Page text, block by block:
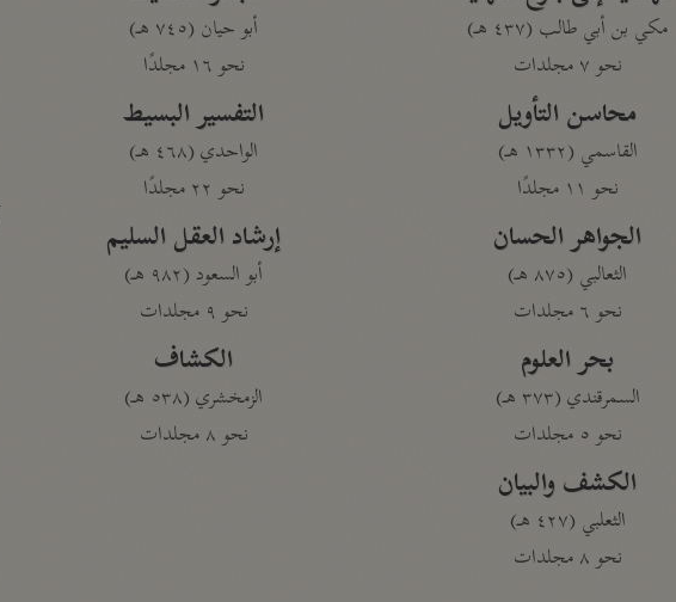
مكي بن أبي طالب (٤٣٧ هـ)
نحو ٧ مجلدات
محاسن التأويل
القاسمي (١٣٣٢ هـ)
نحو ١١ مجلدًا
الجواهر الحسان
الثعالبي (٨٧٥ هـ)
نحو ٦ مجلدات
بحر العلوم
السمرقندي (٣٧٣ هـ)
نحو ٥ مجلدات
الكشف والبيان
الثعلبي (٤٢٧ هـ)
نحو ٨ مجلدات
أبو حيان (٧٤٥ هـ)
نحو ١٦ مجلدًا
التفسير البسيط
الواحدي (٤٦٨ هـ)
نحو ٢٢ مجلدًا
إرشاد العقل السليم
أبو السعود (٩٨٢ هـ)
نحو ٩ مجلدات
الكشاف
الزمخشري (٥٣٨ هـ)
نحو ٨ مجلدات